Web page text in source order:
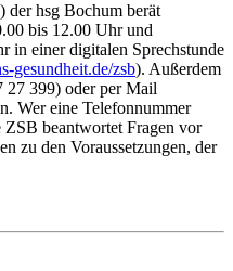
der hsg Bochum berät
bis 12.00 Uhr und
in einer digitalen Sprechstunde
gesundheit.de/zsb). Außerdem
27 399) oder per Mail
Wer eine Telefonnummer
beantwortet Fragen vor
zu den Voraussetzungen, der